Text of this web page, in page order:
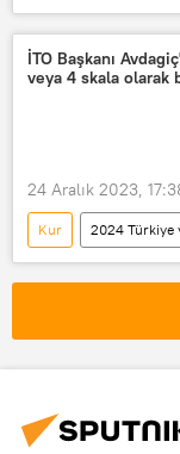
Enflasyon
Dolar
Döviz
İTO Başkanı
veya 4 skala
24 Aralık 2023,
Kur
2024 Türkiye
İstanbul Ticaret
Asgari ücret
Asgari Ücret Tespit
Orta Vadeli Program